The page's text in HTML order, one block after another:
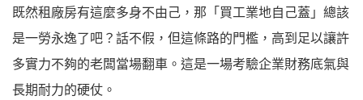
既然租廠房有這麼多身不由己，那「買工業地自己蓋」總該
是一勞永逸了吧？話不假，但這條路的門檻，高到足以讓許
多實力不夠的老闆當場翻車。這是一場考驗企業財務底氣與
長期耐力的硬仗。